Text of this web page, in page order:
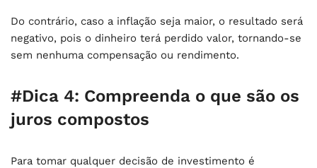
Do contrário, caso a inflação seja maior, o resultado será
negativo, pois o dinheiro terá perdido valor, tornando-se
sem nenhuma compensação ou rendimento.
#Dica 4: Compreenda o que são os
juros compostos
Para tomar qualquer decisão de investimento é